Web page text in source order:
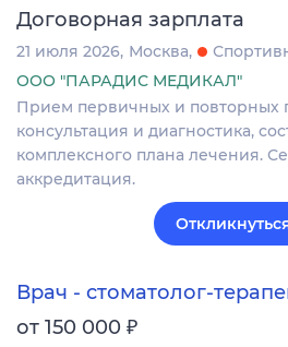
Договорная зарплата
21 июля 2026 Москва
ООО "ПАРАДИС МЕДИКАЛ"
Прием первичных и повторных
консультация и диагностика,
комплексного плана лечения.
аккредитация.
Врач - стоматолог-
от 150 000 ₽